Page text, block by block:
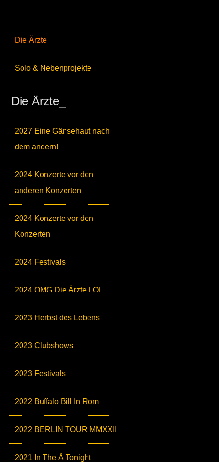
Die Ärzte
Solo & Nebenprojekte
Die Ärzte_
2027 Eine Gänsehaut nach
dem andern!
2024 Konzerte vor den
anderen Konzerten
2024 Konzerte vor den
Konzerten
2024 Festivals
2024 OMG Die Ärzte LOL
2023 Herbst des Lebens
2023 Clubshows
2023 Festivals
2022 Buffalo Bill In Rom
2022 BERLIN TOUR MMXXII
2021 In The Ä Tonight